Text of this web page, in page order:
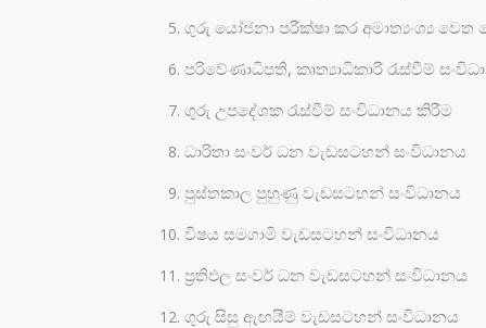
ගුරු යෝජනා පරීක්ෂා කර අමාත්‍යංශ්‍ය
පරිවේණාධිපති, කෘත්‍යාධිකාරී රැස්වීම්
ගුරු උපදේශක රැස්වීම් සංවිධානය කිරීම
ධාරිතා සංවර් ධන වැඩසටහන් සංවිධානය
පුස්තකාල පුහුණු වැඩසටහන් සංවිධානය
විෂය සමගාමි වැඩසටහන් සංවිධානය
ප්‍රතිඵල සංවර් ධන වැඩසටහන් සංවිධානය
ගුරු සිසු ඇඟයීම් වැඩසටහන් සංවිධානය